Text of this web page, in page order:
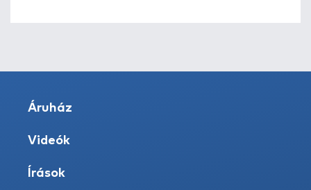
Áruház
Videók
Írások